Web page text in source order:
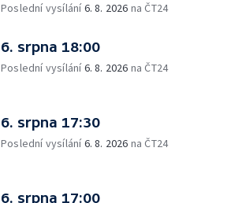
Poslední vysílání6. 8. 2026 na ČT24
6. srpna 18:00
Poslední vysílání6. 8. 2026 na ČT24
6. srpna 17:30
Poslední vysílání6. 8. 2026 na ČT24
6. srpna 17:00